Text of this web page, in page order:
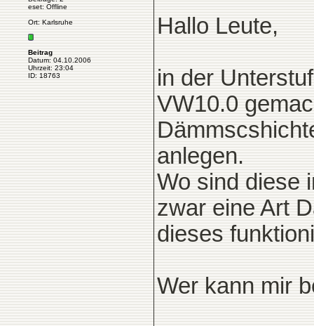
eset: Offline
Ort: Karlsruhe
Beitrag
Datum: 04.10.2006
Uhrzeit: 23:04
ID: 18763
Hallo Leute,
in der
VW10.0
anlegen.
Wo sind diese
zwar eine Art
dieses
Wer kann mir